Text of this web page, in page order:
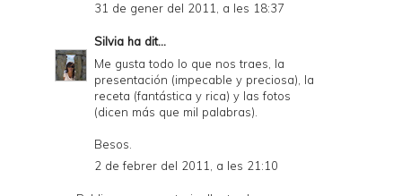
31 de gener del 2011, a les 18:37
Silvia ha dit...
Me gusta todo lo que nos traes, la
presentación (impecable y preciosa), la
receta (fantástica y rica) y las fotos
(dicen más que mil palabras).
Besos.
2 de febrer del 2011, a les 21:10